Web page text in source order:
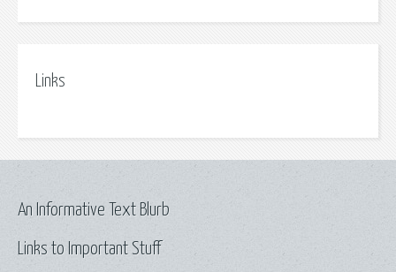
Links
Links to Important Stuff
An Informative Text Blurb